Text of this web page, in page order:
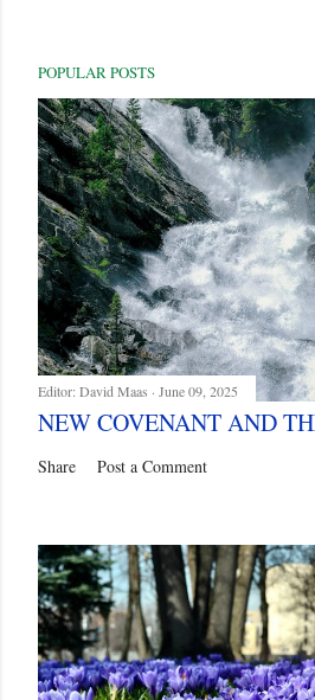
POPULAR POSTS
Editor: David Maas June 09, 2025
NEW COVENANT AND
Share Post a Comment